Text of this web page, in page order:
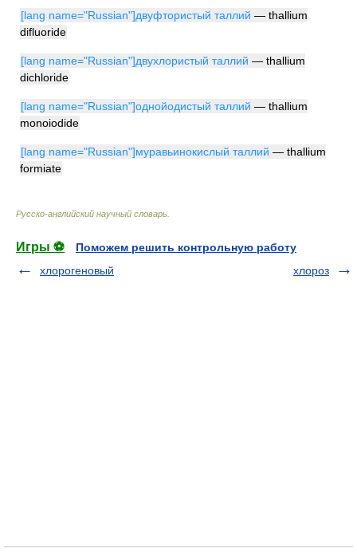
[lang name="Russian"]двуфтористый таллий — thallium
difluoride
[lang name="Russian"]двухлористый таллий — thallium
dichloride
[lang name="Russian"]однойодистый таллий — thallium
monoiodide
[lang name="Russian"]муравьинокислый таллий — thallium
formiate
Русско-английский научный словарь
Игры ⚽
Поможем решить контрольную работу
хлорогеновый
хлороз